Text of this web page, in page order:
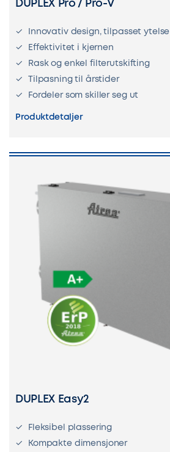
DUPLEX Pro / Pro-V
Innovativ design, tilpasset ytelse
Effektivitet i kjernen
Rask og enkel filterutskifting
Tilpasning til årstider
Fordeler som skiller seg ut
Produktdetaljer
DUPLEX Easy2
Fleksibel plassering
Kompakte dimensjoner